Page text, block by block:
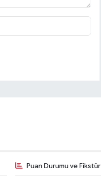
Puan Durumu ve Fikstür